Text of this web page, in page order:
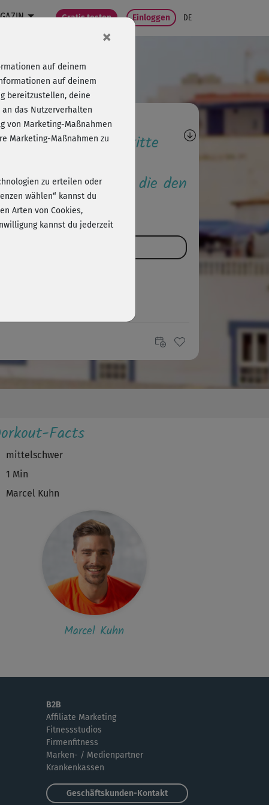
Gratis testen Einloggen DE
Antworten,
Fortschritte
zu den Ersten, die den
kommentieren.
Facts
mittelschwer
1 Min
Marcel Kuhn
Marcel Kuhn
B2B
Affiliate Marketing
Fitnessstudios
Firmenfitness
Marken- / Medienpartner
Krankenkassen
Geschäftskunden-Kontakt
×
auf deinem
auf deinem
bereitzustellen, deine
das Nutzerverhalten
von Marketing-Maßnahmen
Marketing-Maßnahmen zu
zu erteilen oder
wählen“ kannst du
Arten von Cookies,
kannst du jederzeit